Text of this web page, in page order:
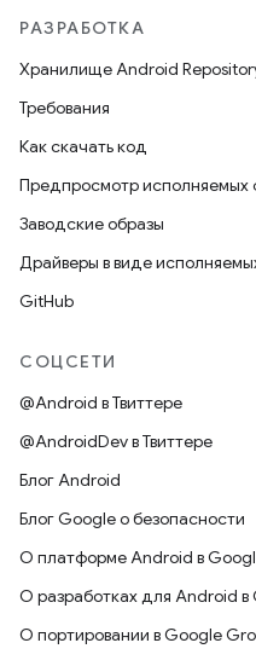
РАЗРАБОТКА
Хранилище Android
Требования
Как скачать код
Предпросмотр исполняемых
Заводские образы
Драйверы в виде
GitHub
СОЦСЕТИ
@Android в Твиттере
@AndroidDev в Твиттере
Блог Android
Блог Google о безопасности
О платформе Android в
О разработках для Android в
О портировании в Google